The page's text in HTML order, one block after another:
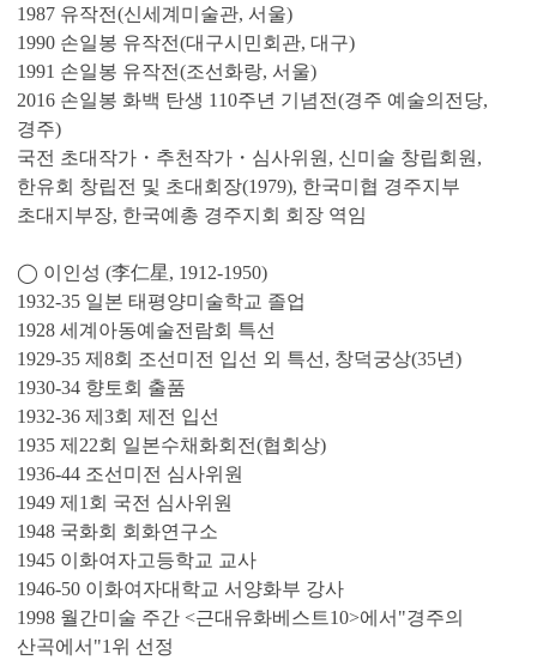
1987 유작전(신세계미술관, 서울)
1990 손일봉 유작전(대구시민회관, 대구)
1991 손일봉 유작전(조선화랑, 서울)
2016 손일봉 화백 탄생 110주년 기념전(경주 예술의전당,
경주)
국전 초대작가・추천작가・심사위원, 신미술 창립회원,
한유회 창립전 및 초대회장(1979), 한국미협 경주지부
초대지부장, 한국예총 경주지회 회장 역임
◯ 이인성 (李仁星, 1912-1950)
1932-35 일본 태평양미술학교 졸업
1928 세계아동예술전람회 특선
1929-35 제8회 조선미전 입선 외 특선, 창덕궁상(35년)
1930-34 향토회 출품
1932-36 제3회 제전 입선
1935 제22회 일본수채화회전(협회상)
1936-44 조선미전 심사위원
1949 제1회 국전 심사위원
1948 국화회 회화연구소
1945 이화여자고등학교 교사
1946-50 이화여자대학교 서양화부 강사
1998 월간미술 주간 <근대유화베스트10>에서"경주의
산곡에서"1위 선정